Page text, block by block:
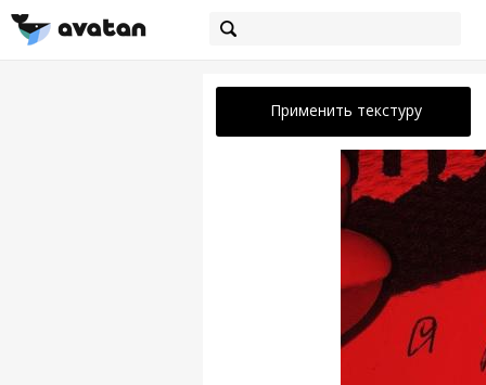
Применить текстуру